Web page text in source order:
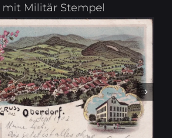
mit Militär Stempel